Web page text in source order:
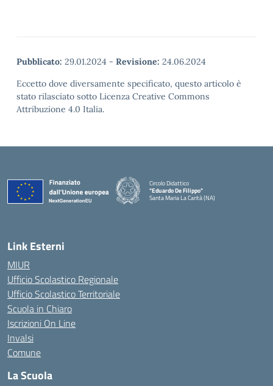
Pubblicato: 29.01.2024 - Revisione: 24.06.2024
Eccetto dove diversamente specificato, questo articolo è
stato rilasciato sotto Licenza Creative Commons
Attribuzione 4.0 Italia.
Circolo Didattico
"Eduardo De Filippo"
Santa Maria La Carità (NA)
Link Esterni
MIUR
Ufficio Scolastico Regionale
Ufficio Scolastico Territoriale
Scuola in Chiaro
Iscrizioni On Line
Invalsi
Comune
La Scuola